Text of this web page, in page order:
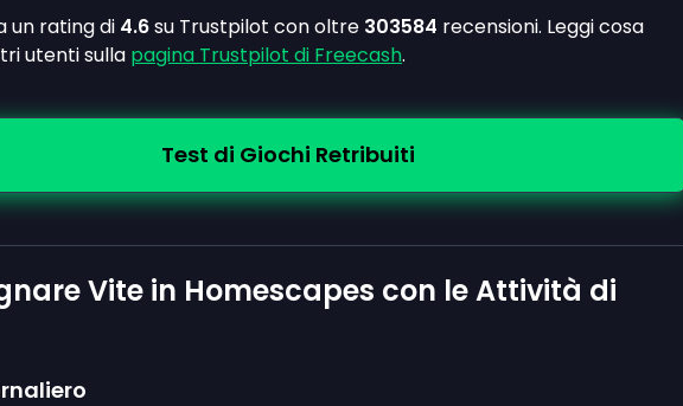
un rating di 4.6su Trustpilot con oltre 303584 recensioni. Leggi cosa
utenti sulla pagina Trustpilot di Freecash.
Test di Giochi Retribuiti
Vite in Homescapes con le Attività di